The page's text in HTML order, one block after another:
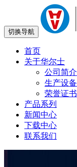
切换导航
首页
关于华尔士
公司简介
生产设备
荣誉证书
产品系列
新闻中心
下载中心
联系我们